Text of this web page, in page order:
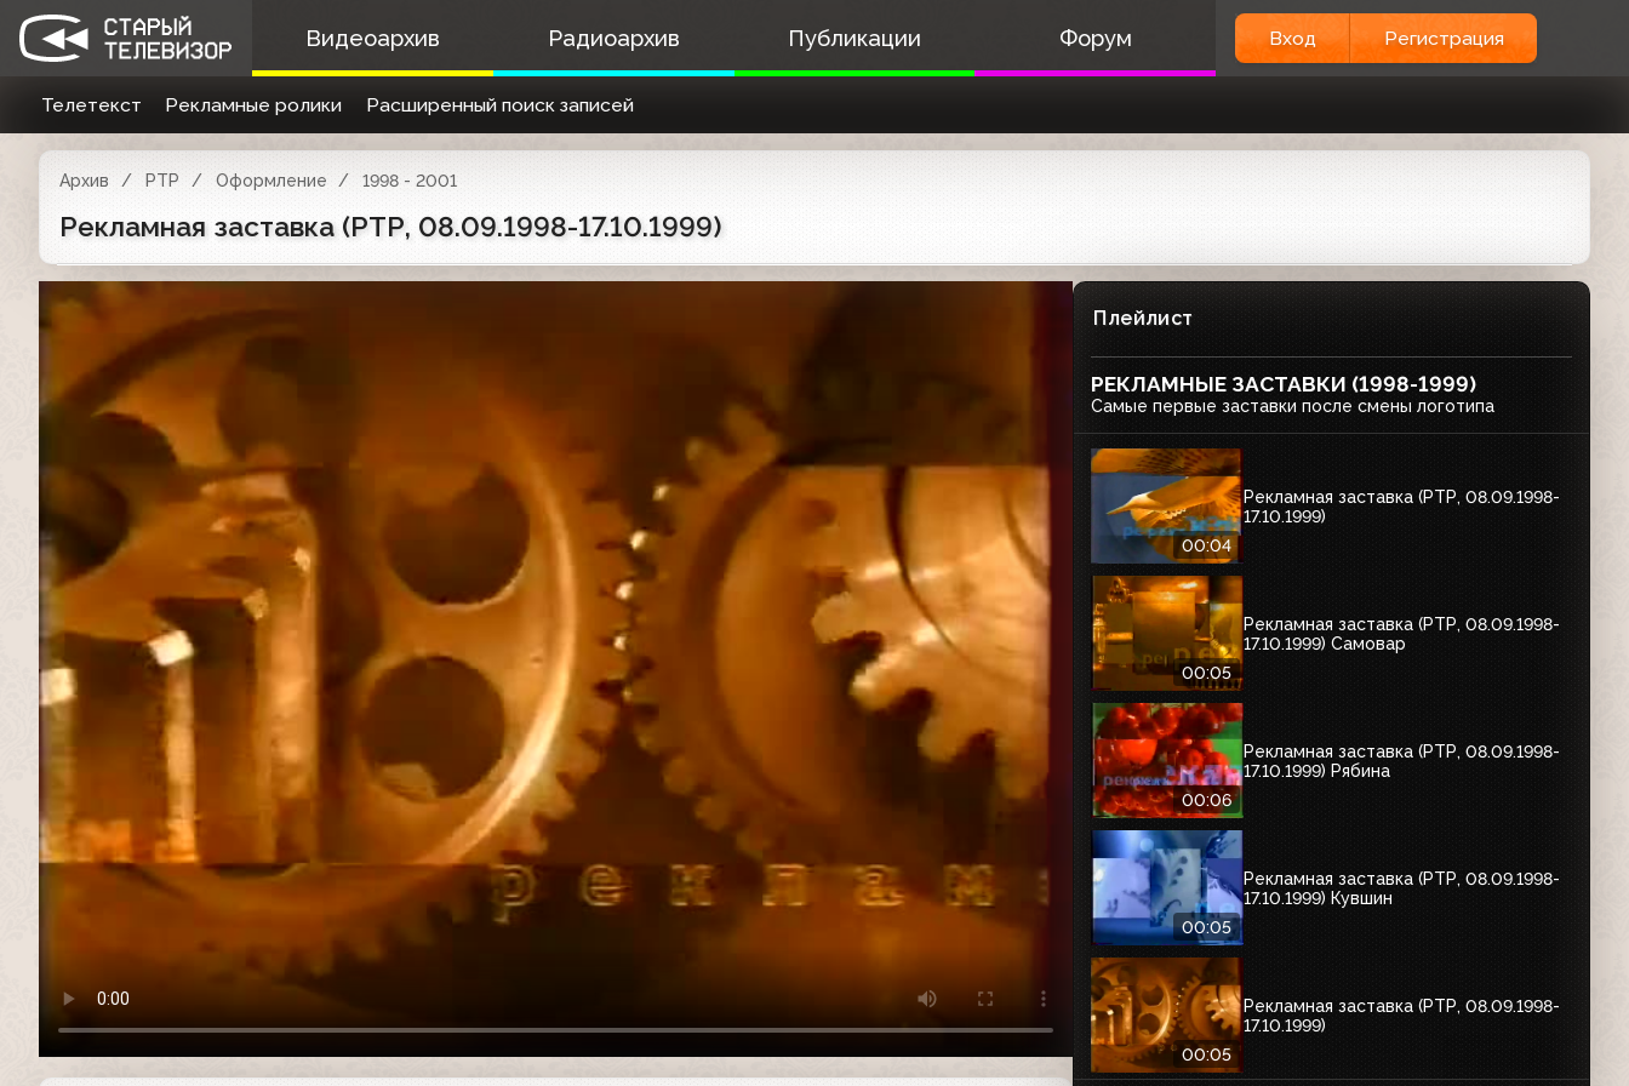
Видеоархив Радиоархив Публикации Форум Вход Регистрация
Телетекст Рекламные ролики Расширенный поиск записей
Архив РТР Оформление 1998 - 2001
Рекламная заставка (РТР, 08.09.1998-17.10.1999)
Плейлист
РЕКЛАМНЫЕ ЗАСТАВКИ (1998-1999)
Самые первые заставки после смены логотипа
00:04
Рекламная заставка (РТР, 08.09.1998-
17.10.1999)
00:05
Рекламная заставка (РТР, 08.09.1998-
17.10.1999) Самовар
00:06
Рекламная заставка (РТР, 08.09.1998-
17.10.1999) Рябина
00:05
Рекламная заставка (РТР, 08.09.1998-
17.10.1999) Кувшин
00:05
Рекламная заставка (РТР, 08.09.1998-
17.10.1999)